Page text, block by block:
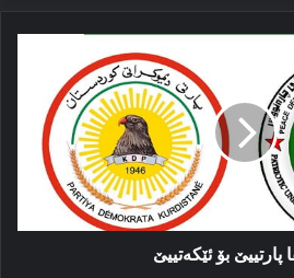
پارتییێ بۆ ئێکەتییێ